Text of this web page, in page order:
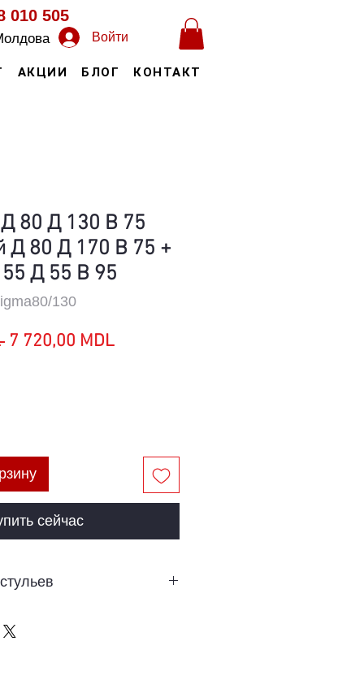
Войти
010 505
АКЦИИ БЛОГ КОНТАКТ
80 Д 130 В 75
Д 80 Д 170 В 75 +
Д 55 В 95
130
Обычная
7 720,00 MDLСпеццена
сейчас
- 2200 лей